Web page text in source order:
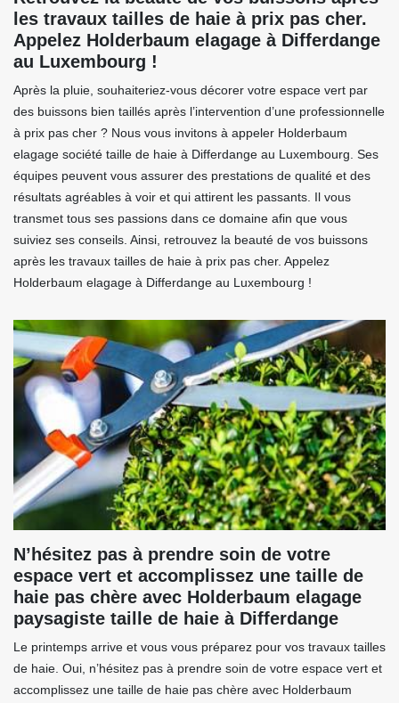
les travaux tailles de haie à prix pas cher.
Appelez Holderbaum elagage à Differdange
au Luxembourg !
Après la pluie, souhaiteriez-vous décorer votre espace vert par
des buissons bien taillés après l’intervention d’une professionnelle
à prix pas cher ? Nous vous invitons à appeler Holderbaum
elagage société taille de haie à Differdange au Luxembourg. Ses
équipes peuvent vous assurer des prestations de qualité et des
résultats agréables à voir et qui attirent les passants. Il vous
transmet tous ses passions dans ce domaine afin que vous
suiviez ses conseils. Ainsi, retrouvez la beauté de vos buissons
après les travaux tailles de haie à prix pas cher. Appelez
Holderbaum elagage à Differdange au Luxembourg !
N’hésitez pas à prendre soin de votre
espace vert et accomplissez une taille de
haie pas chère avec Holderbaum elagage
paysagiste taille de haie à Differdange
Le printemps arrive et vous vous préparez pour vos travaux tailles
de haie. Oui, n’hésitez pas à prendre soin de votre espace vert et
accomplissez une taille de haie pas chère avec Holderbaum